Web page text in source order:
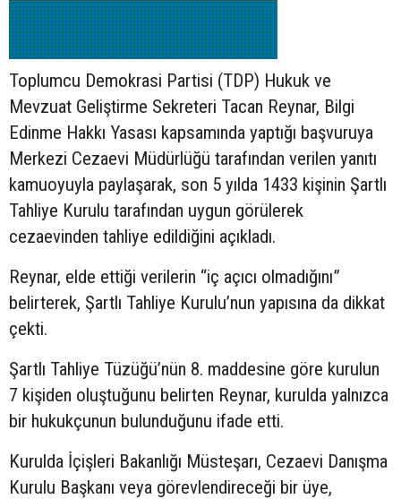
Toplumcu Demokrasi Partisi (TDP) Hukuk ve
Mevzuat Geliştirme Sekreteri Tacan Reynar, Bilgi
Edinme Hakkı Yasası kapsamında yaptığı başvuruya
Merkezi Cezaevi Müdürlüğü tarafından verilen yanıtı
kamuoyuyla paylaşarak, son 5 yılda 1433 kişinin Şartlı
Tahliye Kurulu tarafından uygun görülerek
cezaevinden tahliye edildiğini açıkladı.
Reynar, elde ettiği verilerin “iç açıcı olmadığını”
belirterek, Şartlı Tahliye Kurulu’nun yapısına da dikkat
çekti.
Şartlı Tahliye Tüzüğü’nün 8. maddesine göre kurulun
7 kişiden oluştuğunu belirten Reynar, kurulda yalnızca
bir hukukçunun bulunduğunu ifade etti.
Kurulda İçişleri Bakanlığı Müsteşarı, Cezaevi Danışma
Kurulu Başkanı veya görevlendireceği bir üye,